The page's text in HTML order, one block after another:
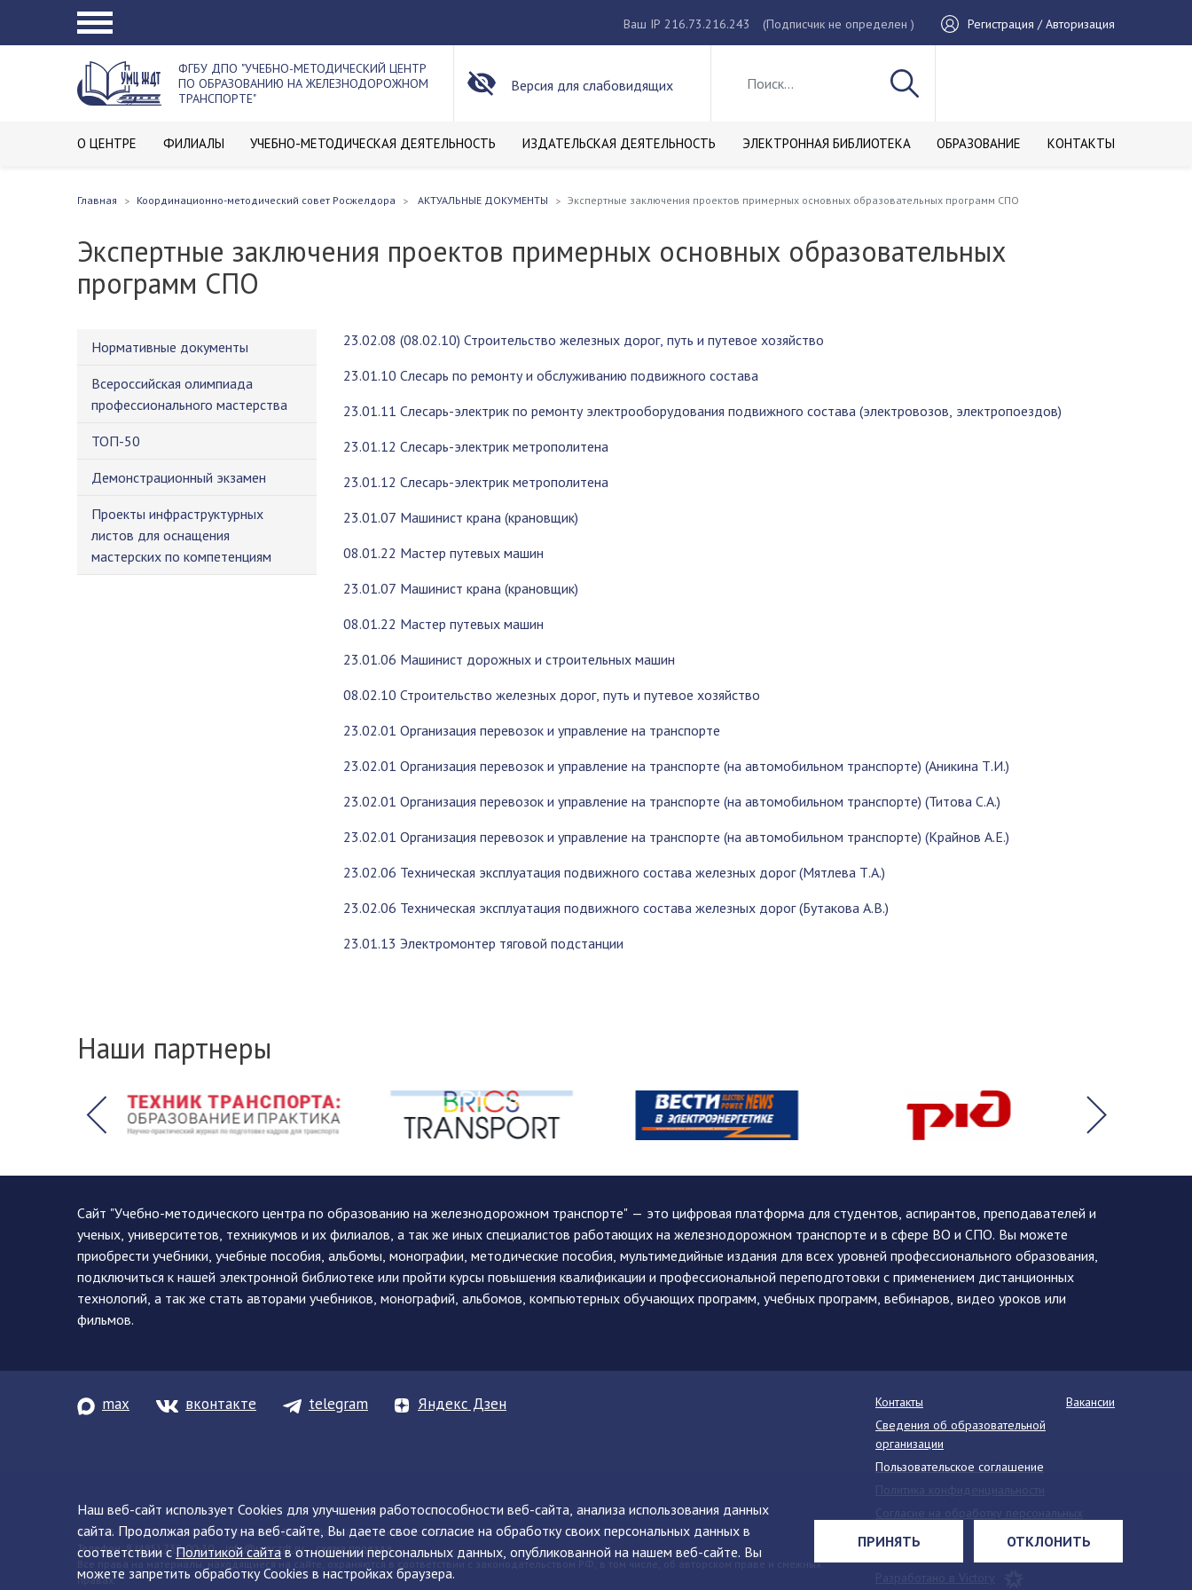
Ваш IP 216.73.216.243 (Подписчик не определен ) Регистрация / Авторизация
ФГБУ ДПО "УЧЕБНО-МЕТОДИЧЕСКИЙ ЦЕНТР
ПО ОБРАЗОВАНИЮ НА ЖЕЛЕЗНОДОРОЖНОМ
ТРАНСПОРТЕ"
Версия для слабовидящих
О ЦЕНТРЕ ФИЛИАЛЫ УЧЕБНО-МЕТОДИЧЕСКАЯ ДЕЯТЕЛЬНОСТЬ ИЗДАТЕЛЬСКАЯ ДЕЯТЕЛЬНОСТЬ ЭЛЕКТРОННАЯ БИБЛИОТЕКА ОБРАЗОВАНИЕ КОНТАКТЫ
Главная Координационно-методический совет Росжелдора АКТУАЛЬНЫЕ ДОКУМЕНТЫ Экспертные заключения проектов примерных основных образовательных программ СПО
Экспертные заключения проектов примерных основных образовательных
программ СПО
Нормативные документы
Всероссийская олимпиада
профессионального мастерства
ТОП-50
Демонстрационный экзамен
Проекты инфраструктурных
листов для оснащения
мастерских по компетенциям
23.02.08 (08.02.10) Строительство железных дорог, путь и путевое хозяйство
23.01.10 Слесарь по ремонту и обслуживанию подвижного состава
23.01.11 Слесарь-электрик по ремонту электрооборудования подвижного состава (электровозов, электропоездов)
23.01.12 Слесарь-электрик метрополитена
23.01.12 Слесарь-электрик метрополитена
23.01.07 Машинист крана (крановщик)
08.01.22 Мастер путевых машин
23.01.07 Машинист крана (крановщик)
08.01.22 Мастер путевых машин
23.01.06 Машинист дорожных и строительных машин
08.02.10 Строительство железных дорог, путь и путевое хозяйство
23.02.01 Организация перевозок и управление на транспорте
23.02.01 Организация перевозок и управление на транспорте (на автомобильном транспорте) (Аникина Т.И.)
23.02.01 Организация перевозок и управление на транспорте (на автомобильном транспорте) (Титова С.А.)
23.02.01 Организация перевозок и управление на транспорте (на автомобильном транспорте) (Крайнов А.Е.)
23.02.06 Техническая эксплуатация подвижного состава железных дорог (Мятлева Т.А.)
23.02.06 Техническая эксплуатация подвижного состава железных дорог (Бутакова А.В.)
23.01.13 Электромонтер тяговой подстанции
Наши партнеры
Наш веб-сайт использует Cookies для улучшения работоспособности веб-сайта, анализа использования данных
сайта. Продолжая работу на веб-сайте, Вы даете свое согласие на обработку своих персональных данных в
соответствии с Политикой сайта в отношении персональных данных, опубликованной на нашем веб-сайте. Вы
можете запретить обработку Cookies в настройках браузера.
ПРИНЯТЬ ОТКЛОНИТЬ
Сайт "Учебно-методического центра по образованию на железнодорожном транспорте" — это цифровая платформа для студентов, аспирантов, преподавателей и
ученых, университетов, техникумов и их филиалов, а так же иных специалистов работающих на железнодорожном транспорте и в сфере ВО и СПО. Вы можете
приобрести учебники, учебные пособия, альбомы, монографии, методические пособия, мультимедийные издания для всех уровней профессионального образования,
подключиться к нашей электронной библиотеке или пройти курсы повышения квалификации и профессиональной переподготовки с применением дистанционных
технологий, а так же стать авторами учебников, монографий, альбомов, компьютерных обучающих программ, учебных программ, вебинаров, видео уроков или
фильмов.
max вконтакте telegram Яндекс Дзен
© 2013-2026 ФГБУ ДПО «УМЦ ЖДТ» 105082, г. Москва, ул. Бакунинская, д. 71
Телефон:8 (495) 739-00-30 info@umczdt.ru
схема проезда
Все права на материалы, находящиеся на сайте, охраняются в соответствии с законодательством РФ, в том числе, об авторском праве и смежных
правах.
Контакты
Вакансии
Сведения об образовательной
организации
Пользовательское соглашение